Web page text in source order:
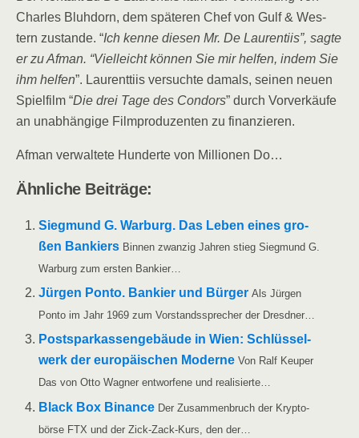
Charles Bluh­dorn, dem spä­te­ren Chef von Gulf & Wes­
tern zustan­de. “Ich ken­ne die­sen Mr. De Lau­ren­ti­is”, sag­te
er zu Afman. “Viel­leicht kön­nen Sie mir hel­fen, indem Sie
ihm hel­fen”. Lau­rent­ti­is ver­such­te damals, sei­nen neu­en
Spiel­film “Die drei Tage des Con­dors” durch Vor­ver­käu­fe
an unab­hän­gi­ge Film­pro­du­zen­ten zu finanzieren.
Afman ver­wal­te­te Hun­der­te von Mil­lio­nen Do…
Ähn­li­che Beiträge:
Sieg­mund G. War­burg. Das Leben eines gro­
ßen Ban­kiers Bin­nen zwan­zig Jah­ren stieg Sieg­mund G.
War­burg zum ers­ten Bankier…
Jür­gen Pon­to. Ban­kier und Bür­ger Als Jür­gen
Pon­to im Jahr 1969 zum Vor­stands­spre­cher der Dresdner…
Post­spar­kas­sen­ge­bäu­de in Wien: Schlüs­sel­
werk der euro­päi­schen Moder­ne Von Ralf Keu­per
Das von Otto Wag­ner ent­wor­fe­ne und realisierte…
Black Box Binan­ce Der Zusam­men­bruch der Kryp­to­
bör­se FTX und der Zick-Zack-Kurs, den der…